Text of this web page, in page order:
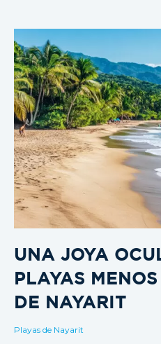
UNA JOYA
PLAYAS
DE NAYARIT
Playas de Nayarit